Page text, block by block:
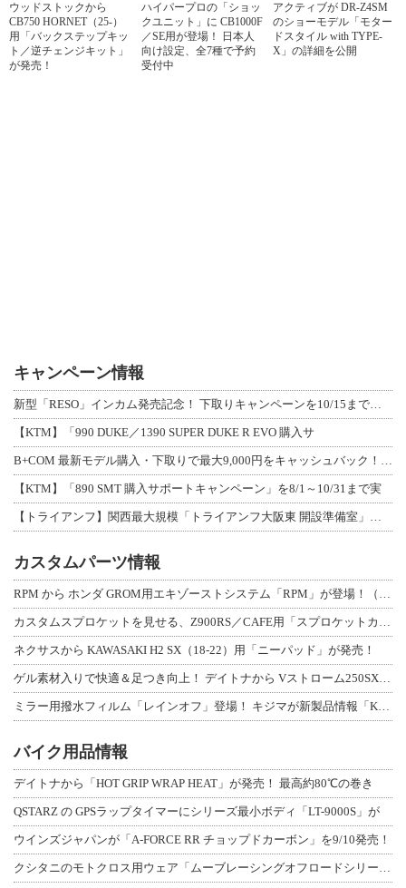
ウッドストックから
CB750 HORNET（25-）
用「バックステップキッ
ト／逆チェンジキット」
が発売！
ハイパープロの「ショッ
クユニット」に CB1000F
／SE用が登場！ 日本人
向け設定、全7種で予約
受付中
アクティブが DR-Z4SM
のショーモデル「モター
ドスタイル with TYPE-
X」の詳細を公開
キャンペーン情報
新型「RESO」インカム発売記念！ 下取りキャンペーンを10/15まで延長して開
【KTM】「990 DUKE／1390 SUPER DUKE R EVO 購入サ
B+COM 最新モデル購入・下取りで最大9,000円をキャッシュバック！「B+F
【KTM】「890 SMT 購入サポートキャンペーン」を8/1～10/31まで実
【トライアンフ】関西最大規模「トライアンフ大阪東 開設準備室」がオープン！ 限定
カスタムパーツ情報
RPM から ホンダ GROM用エキゾーストシステム「RPM」が登場！（動画あり
カスタムスプロケットを見せる、Z900RS／CAFE用「スプロケットカバーフルキ
ネクサスから KAWASAKI H2 SX（18-22）用「ニーパッド」が発売！
ゲル素材入りで快適＆足つき向上！ デイトナから Vストローム250SX用「快適ロ
ミラー用撥水フィルム「レインオフ」登場！ キジマが新製品情報「KIJIMA NE
バイク用品情報
デイトナから「HOT GRIP WRAP HEAT」が発売！ 最高約80℃の巻き
QSTARZ の GPSラップタイマーにシリーズ最小ボディ「LT-9000S」が
ウインズジャパンが「A-FORCE RR チョップドカーボン」を9/10発売！
クシタニのモトクロス用ウェア「ムーブレーシングオフロードシリーズ」3アイテムが登